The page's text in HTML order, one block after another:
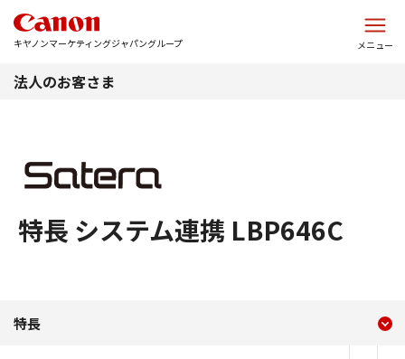
キヤノンマーケティングジャパングループ メニュー
法人のお客さま
特長 システム連携 LBP646C
特長 システム連携 LBP646C
特長